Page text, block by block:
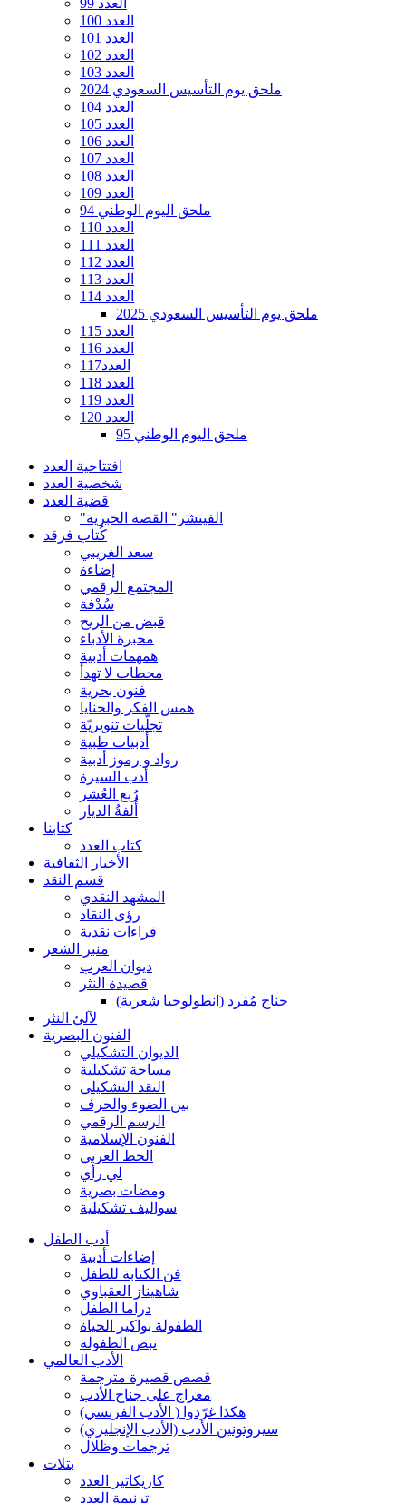
العدد 99
العدد 100
العدد 101
العدد 102
العدد 103
ملحق يوم التأسيس السعودي 2024
العدد 104
العدد 105
العدد 106
العدد 107
العدد 108
العدد 109
ملحق اليوم الوطني 94
العدد 110
العدد 111
العدد 112
العدد 113
العدد 114
ملحق يوم التأسيس السعودي 2025
العدد 115
العدد 116
العدد117
العدد 118
العدد 119
العدد 120
ملحق اليوم الوطني 95
افتتاحية العدد
شخصية العدد
قضية العدد
"الفيتشر" القصة الخبرية
كُتاب فرقد
سعد الغريبي
إضاءة
المجتمع الرقمي
سُدْفة
قبض من الريح
محبرة الأدباء
همهمات أدبية
محطات لا تهدأ
فنون بحرية
همس الفكر والحنايا
تجلّيات تنويريّة
أدبيات طبية
رواد و رموز أدبية
أدب السيرة
رُبع العُشر
أُلفةُ الديار
كتابنا
كتاب العدد
الأخبار الثقافية
قسم النقد
المشهد النقدي
رؤى النقاد
قراءات نقدية
منبر الشعر
ديوان العرب
قصيدة النثر
جناح مُفرد (انطولوجيا شعرية)
لآلئ النثر
الفنون البصرية
الديوان التشكيلي
مساحة تشكيلية
النقد التشكيلي
بين الضوء والحرف
الرسم الرقمي
الفنون الإسلامية
الخط العربي
لي رأي
ومضات بصرية
سواليف تشكيلية
أدب الطفل
إضاءات أدبية
فن الكتابة للطفل
شاهيناز العقباوي
دراما الطفل
الطفولة بواكير الحياة
نبض الطفولة
الأدب العالمي
قصص قصيرة مترجمة
معراج على جناح الأدب
هكذا غرّدوا ( الأدب الفرنسي)
سيروتونين الأدب (الأدب الإنجليزي)
ترجمات وظلال
بتلات
كاريكاتير العدد
ترنيمة العدد